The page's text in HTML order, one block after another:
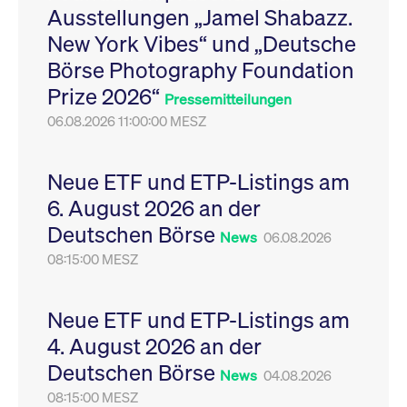
Ausstellungen „Jamel Shabazz.
New York Vibes“ und „Deutsche
Börse Photography Foundation
Prize 2026“ Pressemitteilungen
06.08.2026 11:00:00 MESZ
Neue ETF und ETP-Listings am
6. August 2026 an der
Deutschen Börse News 06.08.2026
08:15:00 MESZ
Neue ETF und ETP-Listings am
4. August 2026 an der
Deutschen Börse News 04.08.2026
08:15:00 MESZ
Leistung der Website
zu messen. Es handelt
sich um ein Muster-
Cookie, bei dem auf
das Präfix _pk_ses
eine kurze Reihe von
VISITOR_PRIVACY_METADATA
YouTube
.youtube.com
6
Monate
Dieses Cookie dient
Speicherung der
Einwilligungs- und
des Nutzers für ihre
Interaktion mit der
Sitzungen geehrt